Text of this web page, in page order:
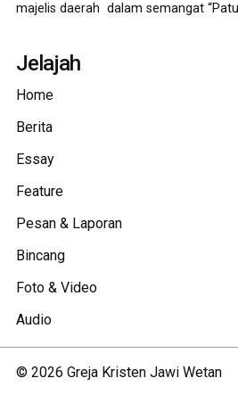
majelis daerah dalam semangat
Jelajah
Home
Berita
Essay
Feature
Pesan & Laporan
Bincang
Foto & Video
Audio
© 2026 Greja Kristen Jawi Wetan